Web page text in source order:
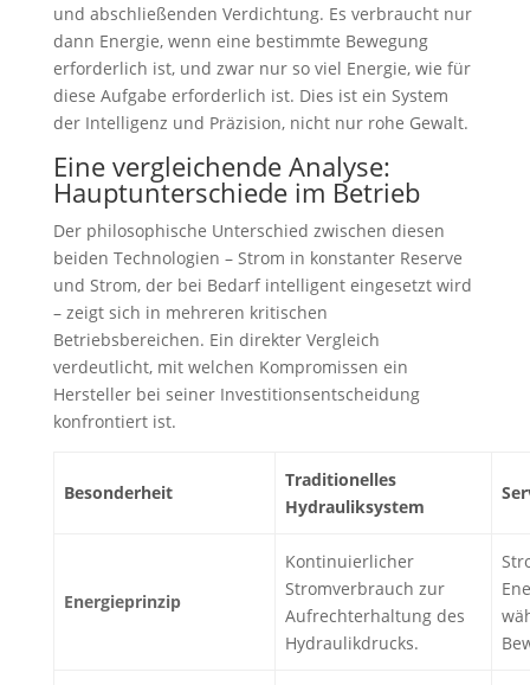
und abschließenden Verdichtung. Es verbraucht nur
dann Energie, wenn eine bestimmte Bewegung
erforderlich ist, und zwar nur so viel Energie, wie für
diese Aufgabe erforderlich ist. Dies ist ein System
der Intelligenz und Präzision, nicht nur rohe Gewalt.
Eine vergleichende Analyse:
Hauptunterschiede im Betrieb
Der philosophische Unterschied zwischen diesen
beiden Technologien – Strom in konstanter Reserve
und Strom, der bei Bedarf intelligent eingesetzt wird
– zeigt sich in mehreren kritischen
Betriebsbereichen. Ein direkter Vergleich
verdeutlicht, mit welchen Kompromissen ein
Hersteller bei seiner Investitionsentscheidung
konfrontiert ist.
Besonderheit
Traditionelles
Hydrauliksystem
Energieprinzip
Kontinuierlicher
Stromverbrauch zur
Aufrechterhaltung des
Hydraulikdrucks.